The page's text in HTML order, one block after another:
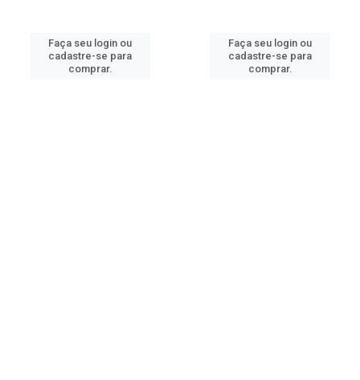
Faça seu login ou
cadastre-se para
comprar.
Faça seu login ou
cadastre-se para
comprar.